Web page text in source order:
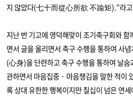
지 않았다(七十而從心所欲 不踰矩).”라고
지난 번 기고에 영덕해맞이 조기축구회와
면서 글을 올리면서 축구 수행을 통하여 사
(心身)을 단련하고 축구 수행을 통하여 날숨
관하면서 마음집중 · 마음챙김을 말한 적이
록 상대 유한한 행복이지만 칠십이 넘은 연